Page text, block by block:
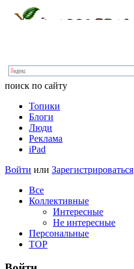
поиск по сайту
Топики
Блоги
Люди
Реклама
iPad
Войти или Зарегистрироваться
Все
Коллективные
Интересные
Не интересные
Персональные
TOP